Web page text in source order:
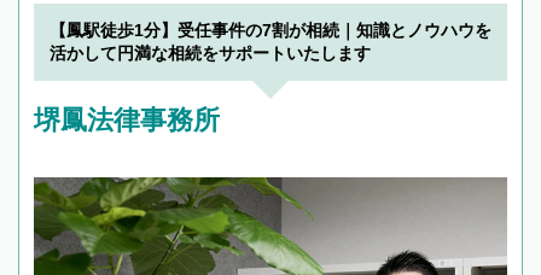
【鳳駅徒歩1分】受任事件の7割が相続｜知識とノウハウを
活かして円満な相続をサポートいたします
堺鳳法律事務所